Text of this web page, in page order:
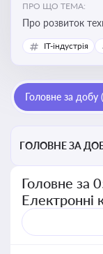
ПРО ЩО ТЕМА:
Про розвиток
законодавстві,
інновації в
IT-індустрія
Головне за добу
ГОЛОВНЕ ЗА
Головне за
Електронні